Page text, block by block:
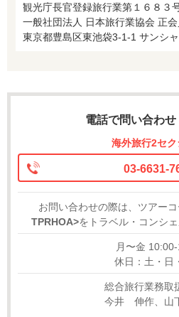
観光庁長官登録旅行業第１６８３
一般社団法人 日本旅行業協会 正会
東京都豊島区東池袋3-1-1 サンシ
電話で問い合わ
海外旅行2セ
03-6631-
お問い合わせの際は、ツアーコ
TPRHOA>をトラベル・コンシ
月〜金
休日：土・日
総合旅行業務取
今井 伸作、山